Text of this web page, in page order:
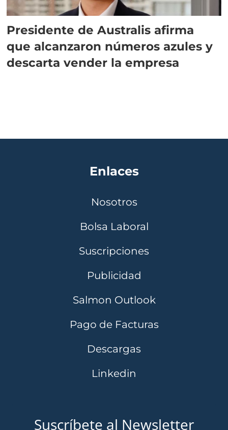
Presidente de Australis afirma
que alcanzaron números azules y
descarta vender la empresa
Enlaces
Nosotros
Bolsa Laboral
Suscripciones
Publicidad
Salmon Outlook
Pago de Facturas
Descargas
Linkedin
Suscríbete al Newsletter